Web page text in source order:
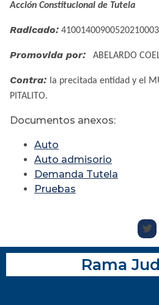
Acción Constitucional de Tutela
Radicado:
Promovida por: ABELARDO
Contra: la precitada entidad y el
PITALITO.
Documentos anexos:
Auto
Auto admisorio
Demanda Tutela
Pruebas
Rama